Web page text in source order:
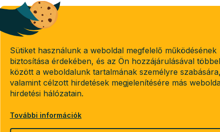
Sütiket használunk a weboldal megfelelő működésének
biztosítása érdekében, és az Ön hozzájárulásával
között a weboldalunk tartalmának személyre
valamint célzott hirdetések megjelenítésére más
hirdetési hálózatain.
További információk